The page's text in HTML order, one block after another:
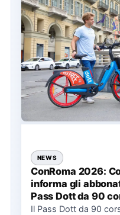
NEWS
ConRoma 2026:
informa gli
Pass Dott da 90
cosa spetta in
Il Pass Dott da 90